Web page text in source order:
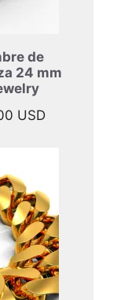
de
24 mm
USDRango
40.897,00
hasta
52.397,00